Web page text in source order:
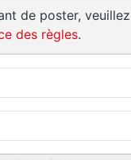
de poster,
des règles.